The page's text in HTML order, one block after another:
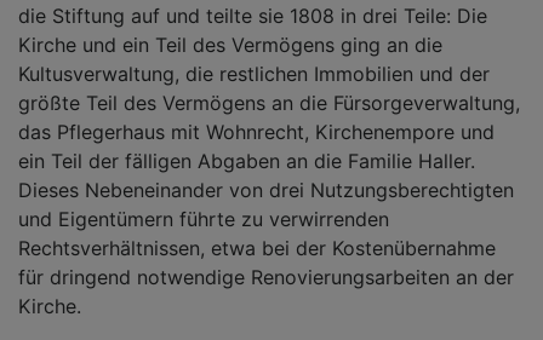
die Stiftung auf und teilte sie 1808 in drei Teile: Die
Kirche und ein Teil des Vermögens ging an die
Kultusverwaltung, die restlichen Immobilien und der
größte Teil des Vermögens an die Fürsorgeverwaltung,
das Pflegerhaus mit Wohnrecht, Kirchenempore und
ein Teil der fälligen Abgaben an die Familie Haller.
Dieses Nebeneinander von drei Nutzungsberechtigten
und Eigentümern führte zu verwirrenden
Rechtsverhältnissen, etwa bei der Kostenübernahme
für dringend notwendige Renovierungsarbeiten an der
Kirche.